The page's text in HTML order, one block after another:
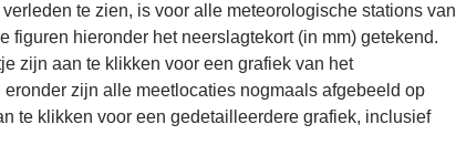
te zien, is voor alle meteorologische stations van
figuren hieronder het neerslagtekort (in mm) getekend.
zijn aan te klikken voor een grafiek van het
eronder zijn alle meetlocaties nogmaals afgebeeld op
te klikken voor een gedetailleerdere grafiek, inclusief